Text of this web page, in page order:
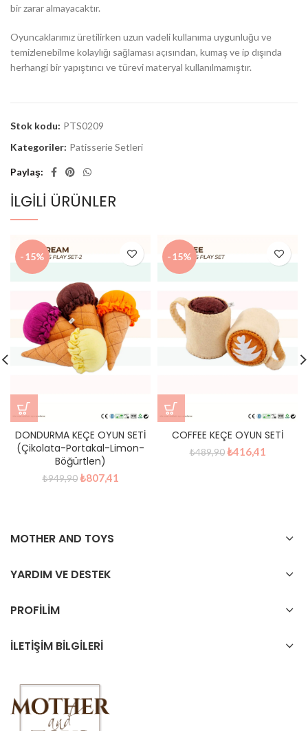
bir zarar almayacaktır.
Oyuncaklarımız üretilirken uzun vadeli kullanıma uygunluğu ve
temizlenebilme kolaylığı sağlaması açısından, kumaş ve ip dışında
herhangi bir yapıştırıcı ve türevi materyal kullanılmamıştır.
Stok kodu: PTS0209
Kategoriler: Patisserie Setleri
Paylaş
İLGILI ÜRÜNLER
-15%
DONDURMA KEÇE OYUN SETİ
(Çikolata-Portakal-Limon-
Böğürtlen)
₺949,90 Orijinal
₺807,41
-15%
COFFEE KEÇE OYUN SETİ
₺489,90 Orijinal
₺416,41
MOTHER AND TOYS
YARDIM VE DESTEK
PROFİLİM
İLETİŞİM BİLGİLERİ